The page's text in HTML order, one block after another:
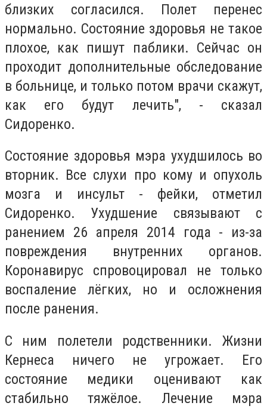
близких согласился. Полет перенес
нормально. Состояние здоровья не такое
плохое, как пишут паблики. Сейчас он
проходит дополнительные обследование
в больнице, и только потом врачи скажут,
как его будут лечить", - сказал
Сидоренко.
Состояние здоровья мэра ухудшилось во
вторник. Все слухи про кому и опухоль
мозга и инсульт - фейки, отметил
Сидоренко. Ухудшение связывают с
ранением 26 апреля 2014 года - из-за
повреждения внутренних органов.
Коронавирус спровоцировал не только
воспаление лёгких, но и осложнения
после ранения.
С ним полетели родственники. Жизни
Кернеса ничего не угрожает. Его
состояние медики оценивают как
стабильно тяжёлое. Лечение мэра